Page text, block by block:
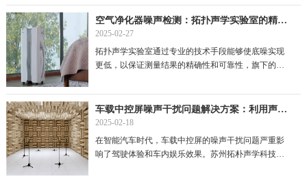
空气净化器噪声检测：拓扑声学实验室的精准技术助力
2025-02-27
拓扑声学实验室通过专业的技术手段能够使底噪实现
更低，以保证测量结果的精确性和可靠性，旗下的静
车载中控屏噪声干扰问题解决方案：利用声学实验室优化车内娱乐体验
2025-02-18
在智能汽车时代，车载中控屏的噪声干扰问题严重影
响了驾驶体验和车内娱乐效果。苏州拓朴声学科技有